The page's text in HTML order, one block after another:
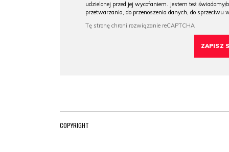
udzielonej przed jej wycofaniem. Jestem też
przetwarzania, do przenoszenia danych, do sprzeciwu
COPYRIGHT